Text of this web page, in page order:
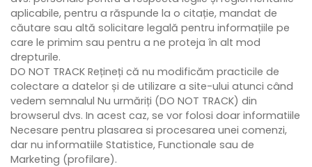
aplicabile, pentru a răspunde la o citație, mandat de
căutare sau altă solicitare legală pentru informațiile pe
care le primim sau pentru a ne proteja în alt mod
drepturile.
DO NOT TRACK Rețineți că nu modificăm practicile de
colectare a datelor și de utilizare a site-ului atunci când
vedem semnalul Nu urmăriți (DO NOT TRACK) din
browserul dvs. In acest caz, se vor folosi doar informatiile
Necesare pentru plasarea si procesarea unei comenzi,
dar nu informatiile Statistice, Functionale sau de
Marketing (profilare).